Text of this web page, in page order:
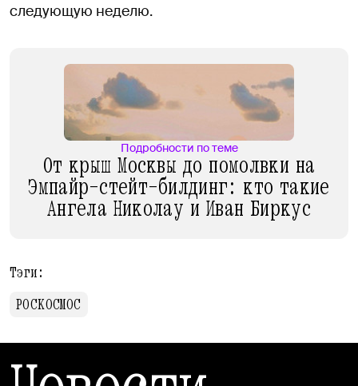
следующую неделю.
Подробности по теме
От крыш Москвы до помолвки на
Эмпайр-стейт-билдинг: кто такие
Ангела Николау и Иван Биркус
Тэги:
РОСКОСМОС